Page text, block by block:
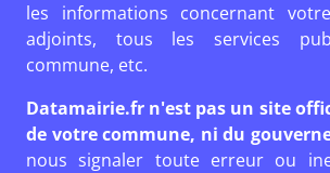
les informations concernant
adjoints, tous les services
commune, etc.
Datamairie.fr n'est pas un site
de votre commune, ni du
nous signaler toute erreur ou